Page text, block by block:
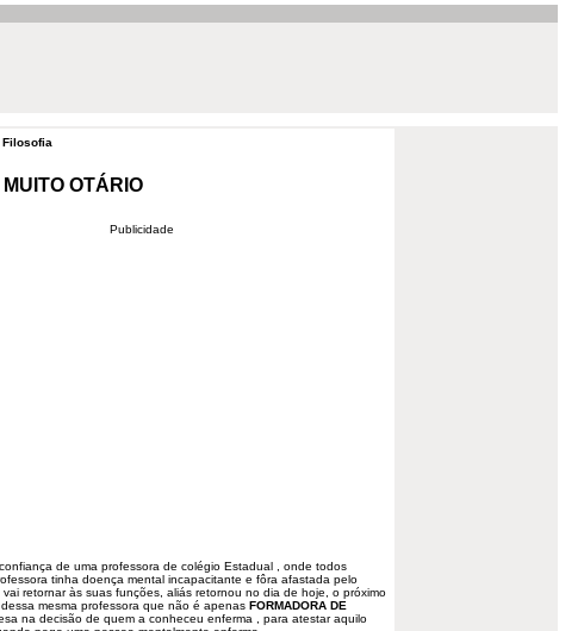
Filosofia
OTÁRIO
Publicidade
de uma professora de colégio Estadual , onde todos
tinha doença mental incapacitante e fôra afastada pelo
vai retornar às suas funções, aliás retornou no dia de hoje, o próximo
mesma professora que não é apenas FORMADORA DE
na decisão de quem a conheceu enferma , para atestar aquilo